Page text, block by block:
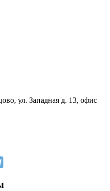
ул. Западная д. 13, офис